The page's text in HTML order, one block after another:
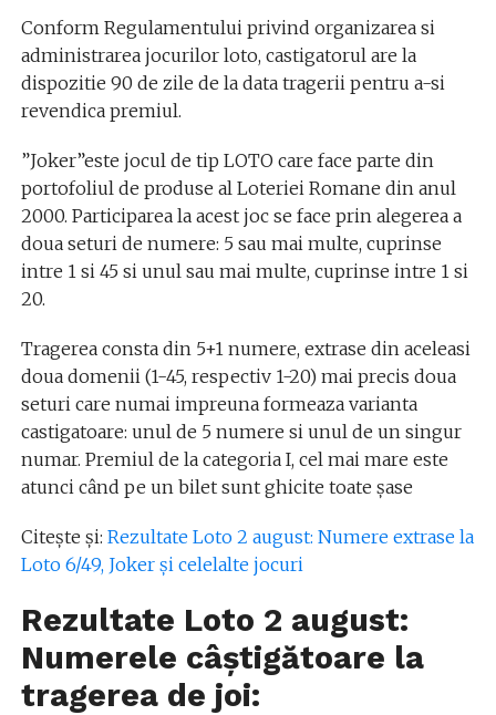
Conform Regulamentului privind organizarea si
administrarea jocurilor loto, castigatorul are la
dispozitie 90 de zile de la data tragerii pentru a-si
revendica premiul.
”Joker”este jocul de tip LOTO care face parte din
portofoliul de produse al Loteriei Romane din anul
2000. Participarea la acest joc se face prin alegerea a
doua seturi de numere: 5 sau mai multe, cuprinse
intre 1 si 45 si unul sau mai multe, cuprinse intre 1 si
20.
Tragerea consta din 5+1 numere, extrase din aceleasi
doua domenii (1-45, respectiv 1-20) mai precis doua
seturi care numai impreuna formeaza varianta
castigatoare: unul de 5 numere si unul de un singur
numar. Premiul de la categoria I, cel mai mare este
atunci când pe un bilet sunt ghicite toate șase
Citește și: Rezultate Loto 2 august: Numere extrase la
Loto 6/49, Joker și celelalte jocuri
Rezultate Loto 2 august:
Numerele câștigătoare la
tragerea de joi: